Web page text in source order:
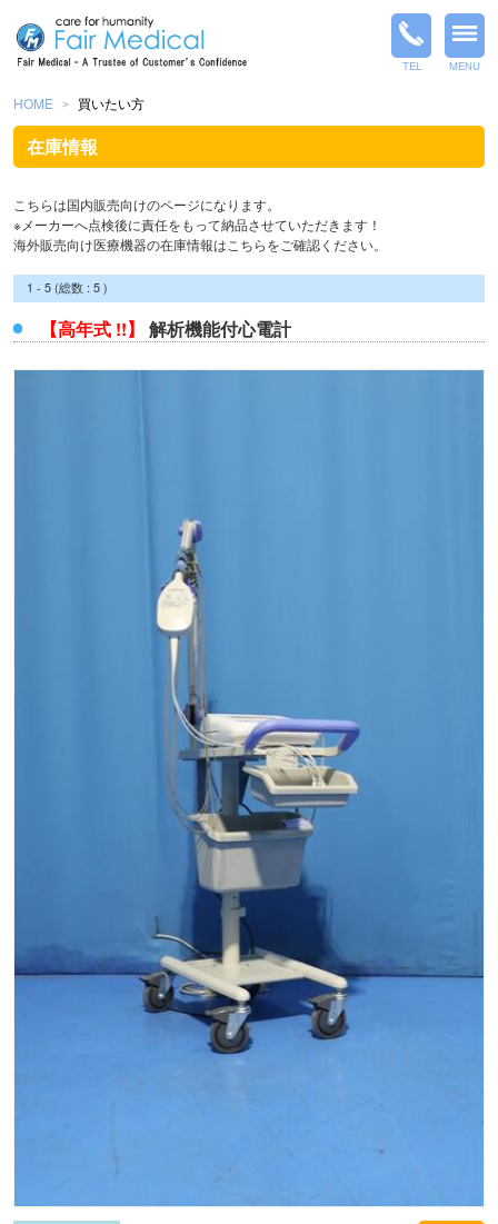
MENU
TEL
HOME ＞ 買いたい方
在庫情報
こちらは国内販売向けのページになります。
※メーカーへ点検後に責任をもって納品させていただきます！
海外販売向け医療機器の在庫情報は こちらをご確認ください。
1 - 5 (総数 : 5 )
【高年式 !!】 解析機能付心電計